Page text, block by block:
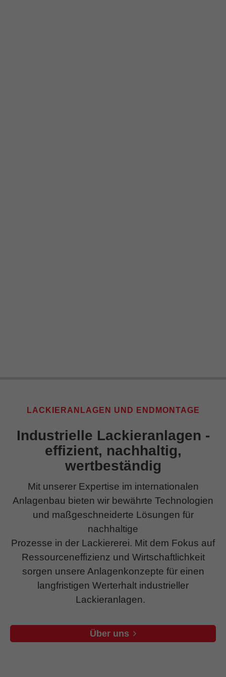
LACKIERANLAGEN UND ENDMONTAGE
Industrielle Lackieranlagen -
effizient, nachhaltig,
wertbeständig
Mit unserer Expertise im internationalen
Anlagenbau bieten wir bewährte Technologien
und maßgeschneiderte Lösungen für
nachhaltige
Prozesse in der Lackiererei. Mit dem Fokus auf
Ressourceneffizienz und Wirtschaftlichkeit
sorgen unsere Anlagenkonzepte für einen
langfristigen Werterhalt industrieller
Lackieranlagen.
Über uns